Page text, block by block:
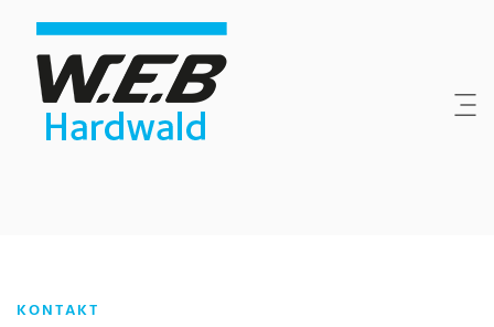
Inhaltsbereich
Suche
Hauptnavigation
Kontakt
Footer
KONTAKT